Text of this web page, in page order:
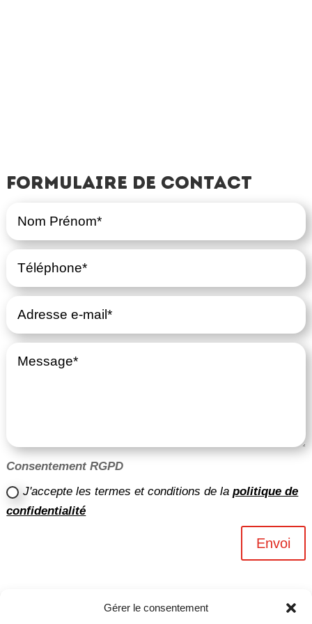
Gérer le consentement
Formulaire de contact
Consentement RGPD
J'accepte les termes et conditions de lapolitique de
confidentialité
Envoi